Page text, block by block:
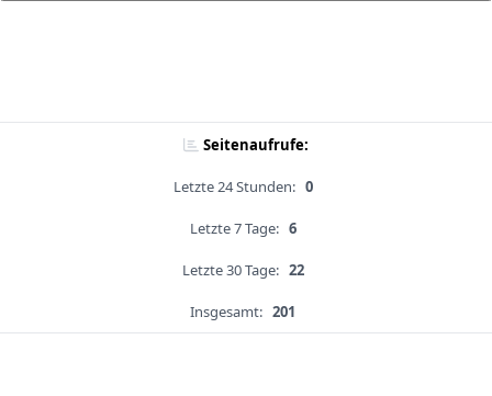
Seitenaufrufe:
Letzte 24 Stunden: 0
Letzte 7 Tage: 6
Letzte 30 Tage: 22
Insgesamt: 201